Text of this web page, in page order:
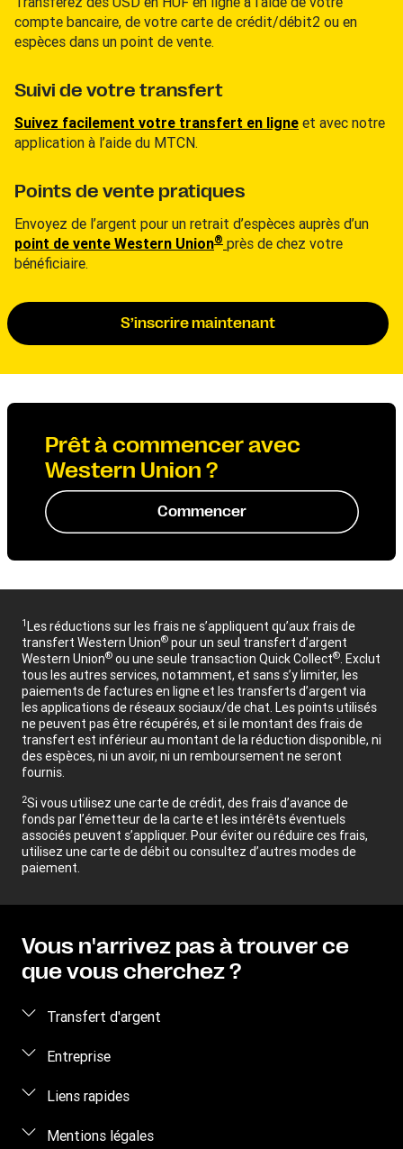
compte bancaire, de votre carte de crédit/débit2 ou en
espèces dans un point de vente.
Suivi de votre transfert
Suivez facilement votre transfert en ligne et avec notre
application à l’aide du MTCN.
Points de vente pratiques
Envoyez de l’argent pour un retrait d’espèces auprès d’un
point de vente Western Union® près de chez votre
bénéficiaire.
S’inscrire maintenant
Prêt à commencer avec
Western Union ?
Commencer
1Les réductions sur les frais ne s’appliquent qu’aux frais de
transfert Western Union® pour un seul transfert d’argent
Western Union® ou une seule transaction Quick Collect®. Exclut
tous les autres services, notamment, et sans s’y limiter, les
paiements de factures en ligne et les transferts d’argent via
les applications de réseaux sociaux/de chat. Les points utilisés
ne peuvent pas être récupérés, et si le montant des frais de
transfert est inférieur au montant de la réduction disponible, ni
des espèces, ni un avoir, ni un remboursement ne seront
fournis.
2Si vous utilisez une carte de crédit, des frais d’avance de
fonds par l’émetteur de la carte et les intérêts éventuels
associés peuvent s’appliquer. Pour éviter ou réduire ces frais,
utilisez une carte de débit ou consultez d’autres modes de
paiement.
Vous n'arrivez pas à trouver ce
que vous cherchez ?
Transfert d'argent
Envoyez de l'argent
Envoyer de l'argent par téléphone
Entreprise
Qui sommes-nous ?
Liens rapides
Se connecter / S'inscrire
Mentions légales